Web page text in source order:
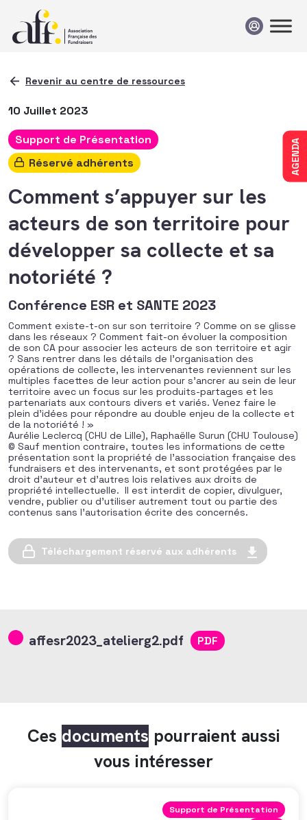
AGENDA
Revenir au centre de ressources
10 Juillet 2023
Support de Présentation
Réservé adhérents
Comment s’appuyer sur les
acteurs de son territoire pour
développer sa collecte et sa
notoriété ?
Conférence ESR et SANTE 2023
Comment existe-t-on sur son territoire ? Comme on se glisse
dans les réseaux ? Comment fait-on évoluer la composition
de son CA pour associer les acteurs de son territoire et agir
? Sans rentrer dans les détails de l’organisation des
opérations de collecte, les intervenantes reviennent sur les
multiples facettes de leur action pour s’ancrer au sein de leur
territoire avec un focus sur les produits-partages et les
partenariats aux contours divers et variés. Venez faire le
plein d’idées pour répondre au double enjeu de la collecte et
de la notoriété ! »
Aurélie Leclercq (CHU de Lille), Raphaëlle Surun (CHU Toulouse)
© Sauf mention contraire, toutes les informations de cette
présentation sont la propriété de l’association française des
fundraisers et des intervenants, et sont protégées par le
droit d’auteur et d’autres lois relatives aux droits de
propriété intellectuelle. Il est interdit de copier, divulguer,
vendre, publier ou d’utiliser autrement tout ou partie des
contenus sans l’autorisation écrite des concernés.
Téléchargement réservé aux adhérents
affesr2023_atelierg2.pdf PDF
Ces documents pourraient aussi
vous intéresser
Support de Présentation